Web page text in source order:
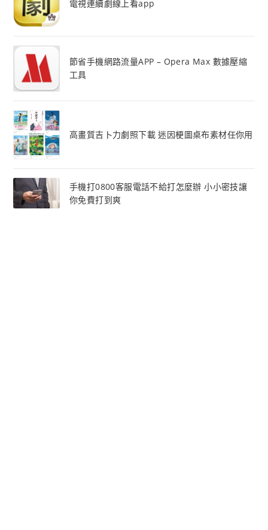
電視連續劇線上看app
節省手機網路流量APP – Opera Max 數據壓縮
工具
高畫質吉卜力劇照下載 迷因梗圖桌布素材任你用
手機打0800客服電話不給打怎麼辦 小小密技讓
你免費打到爽